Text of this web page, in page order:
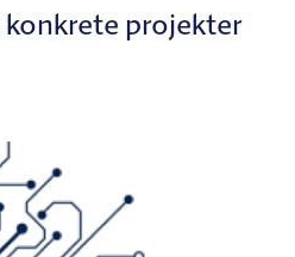
konkrete projekter